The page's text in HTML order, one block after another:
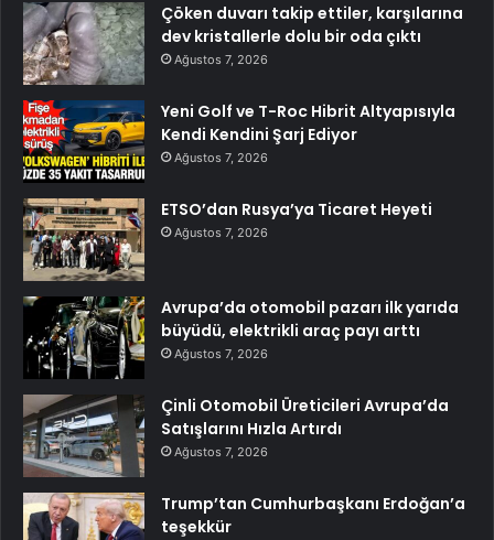
Çöken duvarı takip ettiler, karşılarına
dev kristallerle dolu bir oda çıktı
Ağustos 7, 2026
Yeni Golf ve T-Roc Hibrit Altyapısıyla
Kendi Kendini Şarj Ediyor
Ağustos 7, 2026
ETSO’dan Rusya’ya Ticaret Heyeti
Ağustos 7, 2026
Avrupa’da otomobil pazarı ilk yarıda
büyüdü, elektrikli araç payı arttı
Ağustos 7, 2026
Çinli Otomobil Üreticileri Avrupa’da
Satışlarını Hızla Artırdı
Ağustos 7, 2026
Trump’tan Cumhurbaşkanı Erdoğan’a
teşekkür